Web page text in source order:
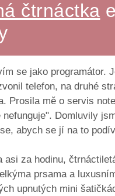
čtrnáctka
se jako programátor.
telefon, na druhé
Prosila mě o servis
Domluvily
abych se jí na to
asi za hodinu,
prsama a
upnutých mini